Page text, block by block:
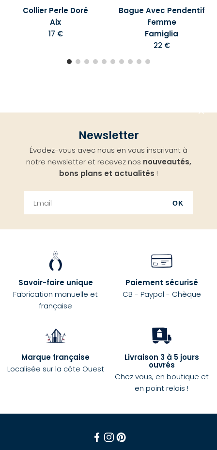
Collier Perle Doré
Aix
17 €
Bague Avec Pendentif
Femme
Famiglia
22 €
Newsletter
Évadez-vous avec nous en vous inscrivant à
notre newsletter et recevez nos nouveautés,
bons plans et actualités !
OK
Savoir-faire unique
Fabrication manuelle et
française
Paiement sécurisé
CB - Paypal - Chèque
Marque française
Localisée sur la côte Ouest
Livraison 3 à 5 jours
ouvrés
Chez vous, en boutique et
en point relais !